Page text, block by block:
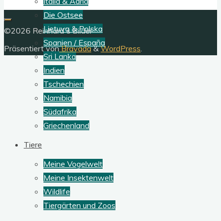
Die Ostsee
Lietuva & Polska
Spanien / España
Sri Lanka
Indien
Tschechien
Namibia
Südafrika
Griechenland
Tiere
Meine Vogelwelt
Meine Insektenwelt
Wildlife
Tiergärten und Zoos
©2026 Reinhard´s Bilder
Präsentiert vonBravada&WordPress.